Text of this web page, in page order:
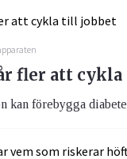
fler att
kan förebygga